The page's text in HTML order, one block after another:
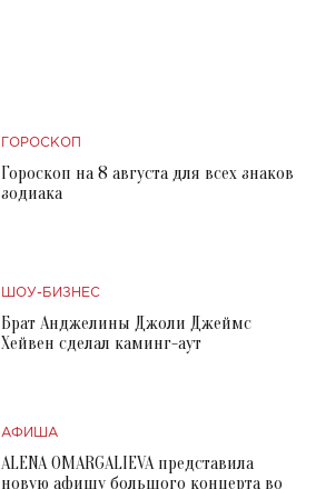
ГОРОСКОП
Гороскоп на 8 августа для всех знаков
зодиака
ШОУ-БИЗНЕС
Брат Анджелины Джоли Джеймс
Хейвен сделал каминг-аут
АФИША
ALENA OMARGALIEVA представила
новую афишу большого концерта во